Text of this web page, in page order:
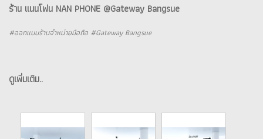
ร้าน แนนโฟน NAN PHONE @Gateway Bangsue
#ออกแบบร้านจำหน่ายมือถือ #Gateway Bangsue
ดูเพิ่มเติม..